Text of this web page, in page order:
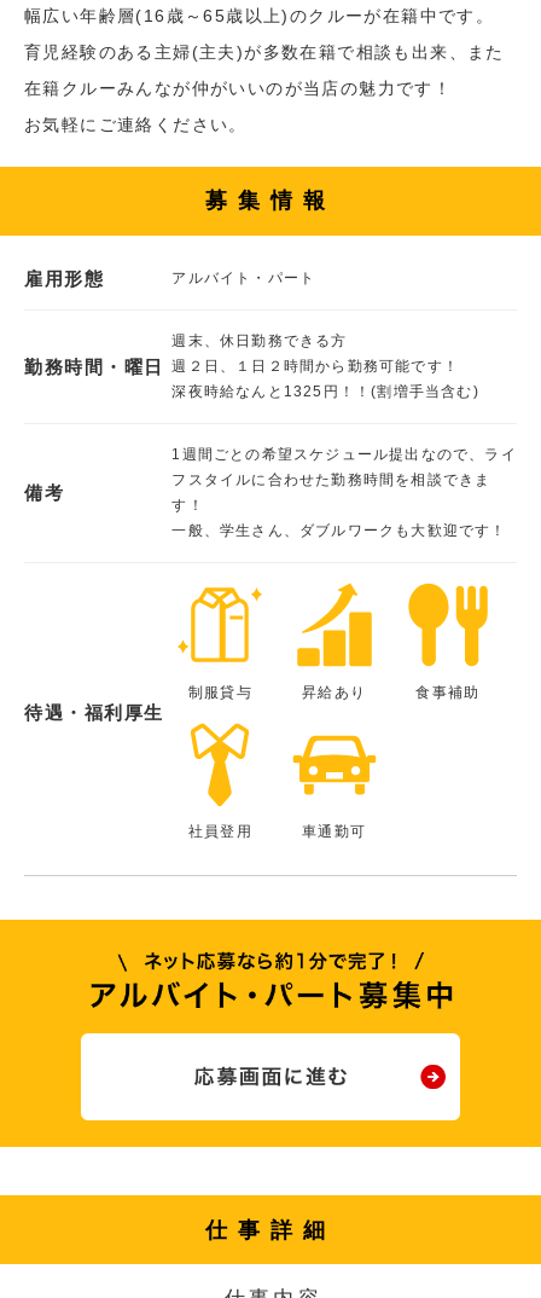
幅広い年齢層(16歳～65歳以上)のクルーが在籍中です。
育児経験のある主婦(主夫)が多数在籍で相談も出来、また
在籍クルーみんなが仲がいいのが当店の魅力です！
お気軽にご連絡ください。
募集情報
雇用形態 アルバイト・パート
勤務時間・曜日
週末、休日勤務できる方
週２日、１日２時間から勤務可能です！
深夜時給なんと1325円！！(割増手当含む)
備考
1週間ごとの希望スケジュール提出なので、ライ
フスタイルに合わせた勤務時間を相談できま
す！
一般、学生さん、ダブルワークも大歓迎です！
待遇・福利厚生
制服貸与 昇給あり 食事補助
社員登用 車通勤可
仕事詳細